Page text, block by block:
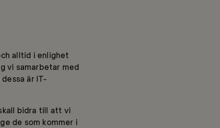
alltid i enlighet
vi samarbetar med
är IT-
bidra till att vi
de som kommer i